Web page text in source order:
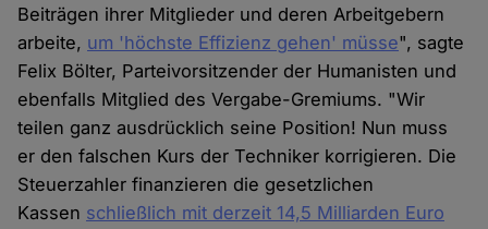
Beiträgen ihrer Mitglieder und deren Arbeitgebern
arbeite, um 'höchste Effizienz gehen' müsse", sagte
Felix Bölter, Parteivorsitzender der Humanisten und
ebenfalls Mitglied des Vergabe-Gremiums. "Wir
teilen ganz ausdrücklich seine Position! Nun muss
er den falschen Kurs der Techniker korrigieren. Die
Steuerzahler finanzieren die gesetzlichen
Kassen schließlich mit derzeit 14,5 Milliarden Euro